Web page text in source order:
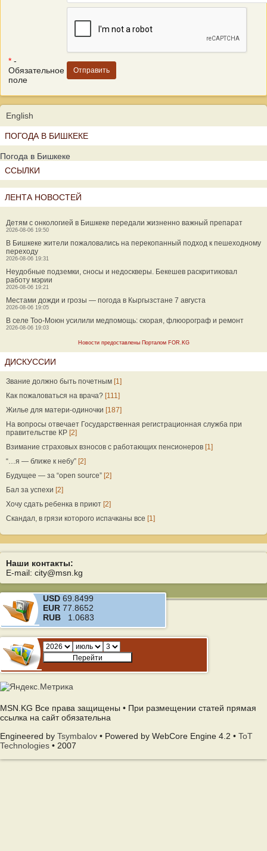
* -
Обязательное
поле
English
ПОГОДА В БИШКЕКЕ
Погода в Бишкеке
ССЫЛКИ
ЛЕНТА НОВОСТЕЙ
Детям с онкологией в Бишкеке передали жизненно важный препарат
2026-08-06 19:50
В Бишкеке жители пожаловались на перекопанный подход к пешеходному
переходу
2026-08-06 19:31
Неудобные подземки, сносы и недоскверы. Бекешев раскритиковал
работу мэрии
2026-08-06 19:21
Местами дожди и грозы — погода в Кыргызстане 7 августа
2026-08-06 19:05
В селе Тоо-Моюн усилили медпомощь: скорая, флюорограф и ремонт
2026-08-06 19:03
Новости предоставлены Порталом FOR.KG
ДИСКУССИИ
Звание должно быть почетным [1]
Как пожаловаться на врача? [111]
Жилье для матери-одиночки [187]
На вопросы отвечает Государственная регистрационная служба при
правительстве КР [2]
Взимание страховых взносов с работающих пенсионеров [1]
“…я — ближе к небу” [2]
Будущее — за “open source” [2]
Бал за успехи [2]
Хочу сдать ребенка в приют [2]
Скандал, в грязи которого испачканы все [1]
Наши контакты:
E-mail: city@msn.kg
USD 69.8499
EUR 77.8652
RUB 1.0683
MSN.KG Все права защищены • При размещении статей прямая
ссылка на сайт обязательна
Engineered by Tsymbalov • Powered by WebCore Engine 4.2 • ToT
Technologies • 2007